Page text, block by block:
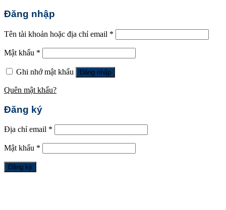
Đăng nhập
Tên tài khoản hoặc địa chỉ email *
Mật khẩu *
Ghi nhớ mật khẩu Đăng nhập
Quên mật khẩu?
Đăng ký
Địa chỉ email *
Mật khẩu *
Đăng ký